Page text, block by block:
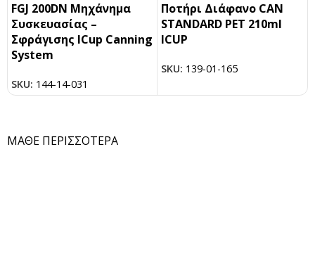
FGJ 200DN Μηχάνημα
Συσκευασίας –
Σφράγισης ICup Canning
System
SKU: 144-14-031
Ποτήρι Διάφανο CAN
STANDARD PET 210ml
ICUP
SKU: 139-01-165
ΜΑΘΕ ΠΕΡΙΣΣΟΤΕΡΑ